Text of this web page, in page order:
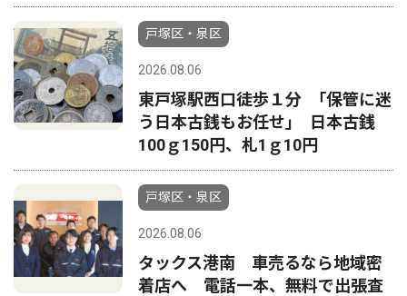
戸塚区・泉区
2026.08.06
東戸塚駅西口徒歩１分 ｢保管に迷
う日本古銭もお任せ｣ 日本古銭
100ｇ150円、札1ｇ10円
戸塚区・泉区
2026.08.06
タックス港南 車売るなら地域密
着店へ 電話一本、無料で出張査